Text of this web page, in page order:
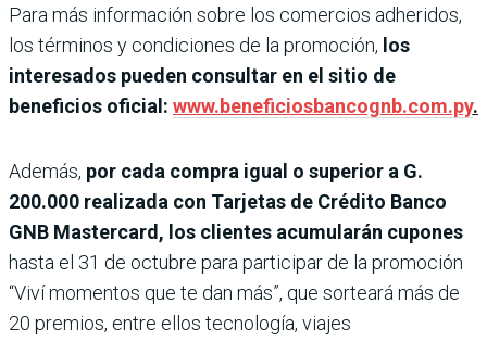
Para más información sobre los comercios adheridos,
los términos y condiciones de la promoción, los
interesados pueden consultar en el sitio de
beneficios oficial: www.beneficiosbancognb.com.py.
Además, por cada compra igual o superior a G.
200.000 realizada con Tarjetas de Crédito Banco
GNB Mastercard, los clientes acumularán cupones
hasta el 31 de octubre para participar de la promoción
“Viví momentos que te dan más”, que sorteará más de
20 premios, entre ellos tecnología, viajes